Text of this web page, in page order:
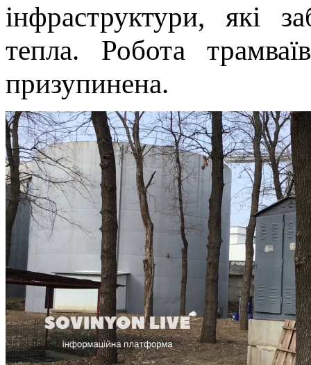
інфраструктури, які
тепла. Робота
призупинена.